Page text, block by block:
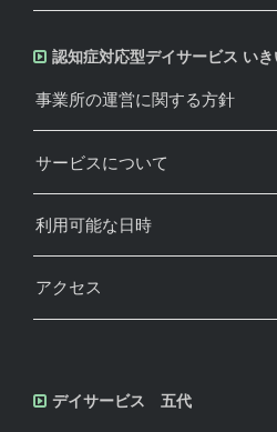
認知症対応型デイサービス い
事業所の運営に関する方針
サービスについて
利用可能な日時
アクセス
デイサービス 五代